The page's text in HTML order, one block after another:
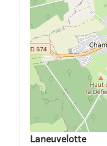
Laneuvelotte